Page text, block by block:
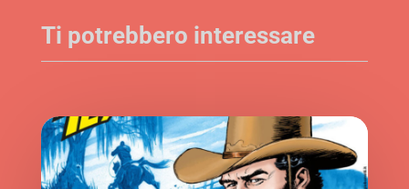
Ti potrebbero interessare